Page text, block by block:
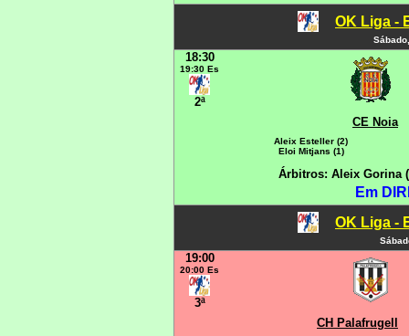
OK Liga -
18:30
19:30 Es
2ª
CE Noia
Aleix Esteller (2)
Eloi Mitjans (1)
Árbitros: Aleix Gorina
Em
OK Liga -
19:00
20:00 Es
3ª
CH Palafrugell